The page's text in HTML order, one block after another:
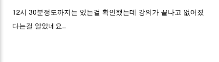
12시 30분정도까지는 있는걸 확인했는데 강의가 끝나고 없어졌
다는걸 알았네요..